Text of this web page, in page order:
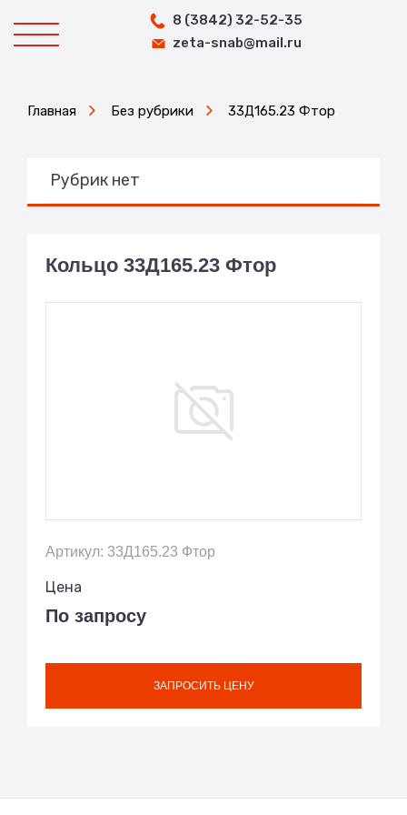
8 (3842) 32-52-35
zeta-snab@mail.ru
Главная Без рубрики 33Д165.23 Фтор
Рубрик нет
Кольцо 33Д165.23 Фтор
Артикул: 33Д165.23 Фтор
Цена
По запросу
ЗАПРОСИТЬ ЦЕНУ